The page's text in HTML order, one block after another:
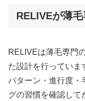
RELIVEが薄
RELIVEは薄毛専門
た設計を行っていま
パターン・進行度・
グの習慣を確認して